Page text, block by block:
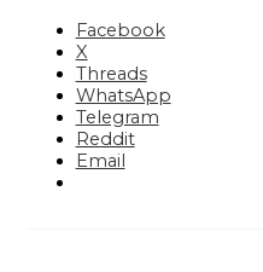
Facebook
X
Threads
WhatsApp
Telegram
Reddit
Email